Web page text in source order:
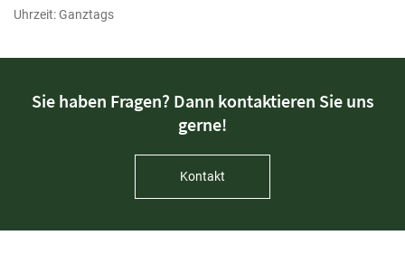
Uhrzeit: Ganztags
Sie haben Fragen? Dann kontaktieren Sie uns
gerne!
Kontakt